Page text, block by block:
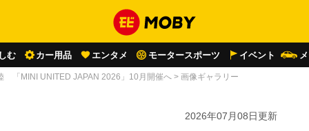
む カー用品 エンタメ モータースポーツ イベント
「MINI UNITED JAPAN 2026」10月開催へ > 画像ギャラリー
2026年07月08日更新